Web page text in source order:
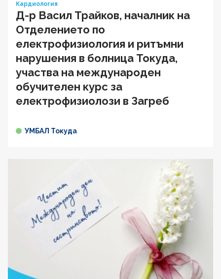
Кардиология
Д-р Васил Трайков, началник на
Отделението по
електрофизиология и ритъмни
нарушения в болница Токуда,
участва на международен
обучителен курс за
електрофизиолози в Загреб
УМБАЛ Токуда